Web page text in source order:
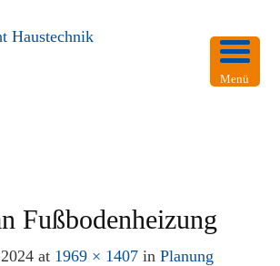
Fußbodenheizung
at 1969 × 1407 in Planung
Menü